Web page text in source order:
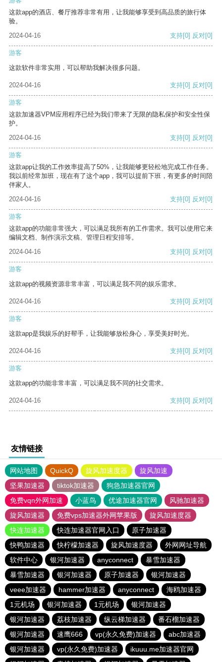
这款app的酒店、餐厅推荐非常有用，让我能够享受到高品质的旅行体
验。
2024-04-16
支持[0] 反对[0]
游客
这款软件非常实用，可以帮助我解决很多问题。
2024-04-16 支持[0] 反对[0]
游客
这款加速器VPM应用程序已经为我们带来了无限的隐私保护和安全性保
护。
2024-04-16
支持[0] 反对[0]
游客
这款app让我的工作效率提高了50%，让我能够更轻松地完成工作任务。
我以前经常加班，现在有了这个app，我可以提前下班，有更多的时间陪
伴家人。
2024-04-16
支持[0] 反对[0]
游客
这款app的功能非常强大，可以满足我所有的工作需求。我可以使用它来
编辑文档、制作演示文稿、管理日程安排等。
2024-04-16
支持[0] 反对[0]
游客
这款app的视频资源非常丰富，可以满足我不同的娱乐需求。
2024-04-16 支持[0] 反对[0]
游客
这款app是我娱乐的好帮手，让我能够放松身心，享受美好时光。
2024-04-16 支持[0] 反对[0]
游客
这款app的功能非常丰富，可以满足我不同的社交需求。
2024-04-16 支持[0] 反对[0]
友情链接
网站地图 QuickQ 旋风加速度器
旋风加速
坚果加速器
tiktok加速器
狗急加速器官网
免费vqn外网加速
小蓝鸟 优途加速器官网
风驰加速器
旋风加速器
免费vps加速器外网苹果版
旋风加速度器
快连加速器
快连加速器官网入口
原子加速器
快鸭加速器
快柠檬加速器 旋风加速度器
外网网址导航
软件中心
银河加速器 anyconnect
暴雪加速器
暴雪加速器
银河加速器 原子加速器
银河加速器
veee加速器
hammer加速器 anyconnect
海鸥加速器
1元机场
银河加速器 1元机场
银河加速器
银河加速器
荔枝加速器 纵云梯加速器
番石榴加速器
银河加速器
速鹰666 vp(永久免费)加速器
abc加速器
银河加速器
vp(永久免费)加速器
ikuuu.me加速器官网